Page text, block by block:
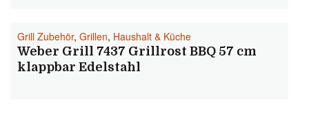
Grill Zubehör, Grillen, Haushalt & Küche
Weber Grill 7437 Grillrost BBQ 57 cm
klappbar Edelstahl